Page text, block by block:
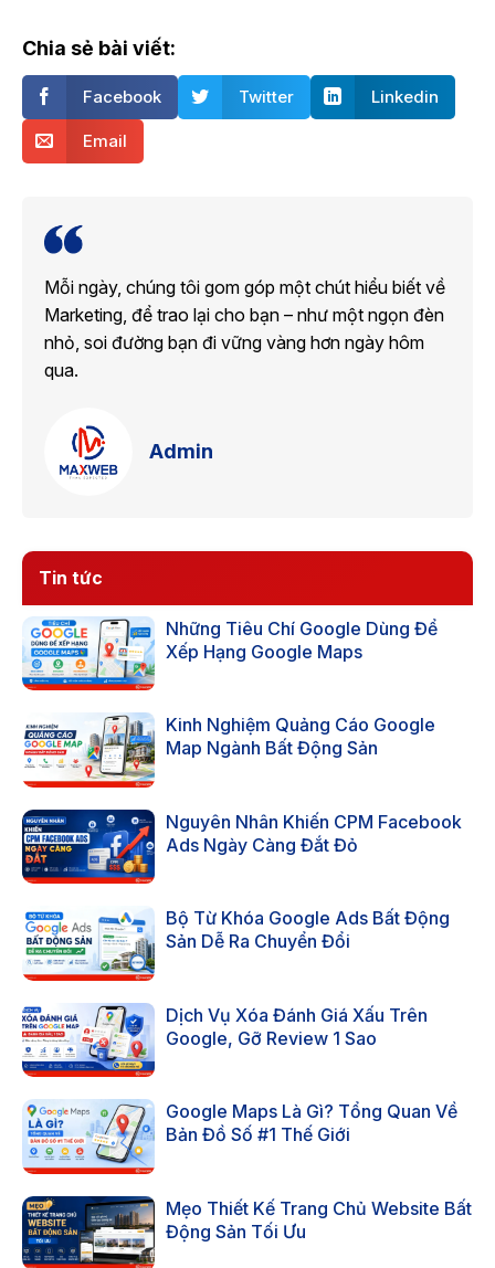
Chia sẻ bài viết:
Facebook Twitter Linkedin
Email
Mỗi ngày, chúng tôi gom góp một chút hiểu biết về
Marketing, để trao lại cho bạn – như một ngọn đèn
nhỏ, soi đường bạn đi vững vàng hơn ngày hôm
qua.
Admin
Tin tức
Những Tiêu Chí Google Dùng Để
Xếp Hạng Google Maps
Kinh Nghiệm Quảng Cáo Google
Map Ngành Bất Động Sản
Nguyên Nhân Khiến CPM Facebook
Ads Ngày Càng Đắt Đỏ
Bộ Từ Khóa Google Ads Bất Động
Sản Dễ Ra Chuyển Đổi
Dịch Vụ Xóa Đánh Giá Xấu Trên
Google, Gỡ Review 1 Sao
Google Maps Là Gì? Tổng Quan Về
Bản Đồ Số #1 Thế Giới
Mẹo Thiết Kế Trang Chủ Website Bất
Động Sản Tối Ưu